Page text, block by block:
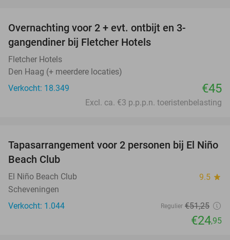
Overnachting voor 2 + evt. ontbijt en 3-
gangendiner bij Fletcher Hotels
Fletcher Hotels
Den Haag (+ meerdere locaties)
Verkocht: 18.349
€45
Excl. ca. €3 p.p.p.n. toeristenbelasting
51%
Tapasarrangement voor 2 personen bij El Niño
Beach Club
El Niño Beach Club 9.5 star
Scheveningen
Verkocht: 1.044
Regulier €51,25
€24,95